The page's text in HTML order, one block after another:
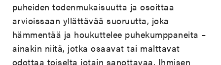
puheiden todenmukaisuutta ja osoittaa
arvioissaan yllättävää suoruutta, joka
hämmentää ja houkuttelee puhekumppaneita –
ainakin niitä, jotka osaavat tai malttavat
odottaa toiselta jotain sanottavaa. Ihmisen